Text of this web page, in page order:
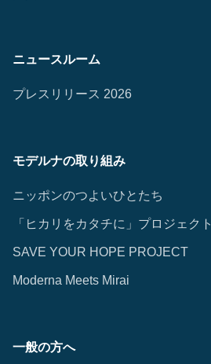
ニュースルーム
プレスリリース 2026
モデルナの取り組み
ニッポンのつよいひとたち
「ヒカリをカタチに」プロジェクト
SAVE YOUR HOPE PROJECT
Moderna Meets Mirai
一般の方へ